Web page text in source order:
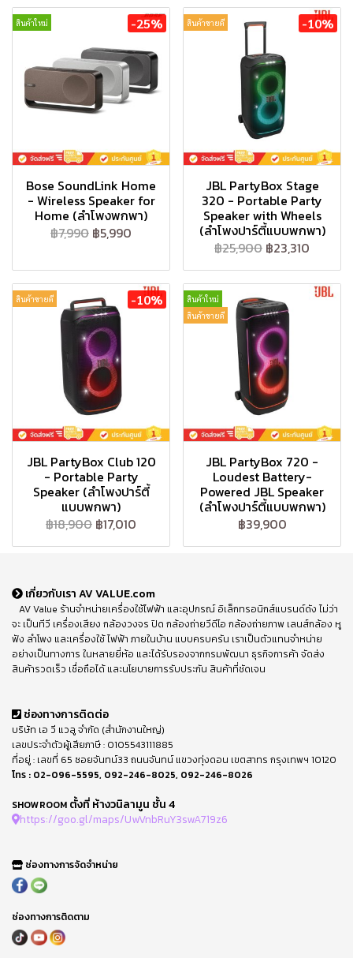
สินค้าใหม่ -25%
Bose SoundLink Home
- Wireless Speaker for
Home (ลำโพงพกพา)
฿7,990 ฿5,990
สินค้าขายดี -10%
JBL PartyBox Stage
320 - Portable Party
Speaker with Wheels
(ลำโพงปาร์ตี้แบบพกพา)
฿25,900 ฿23,310
สินค้าขายดี -10%
JBL PartyBox Club 120
- Portable Party
Speaker (ลำโพงปาร์ตี้
แบบพกพา)
฿18,900 ฿17,010
สินค้าใหม่
สินค้าขายดี
JBL PartyBox 720 -
Loudest Battery-
Powered JBL Speaker
(ลำโพงปาร์ตี้แบบพกพา)
฿39,900
เกี่ยวกับเรา AV VALUE.com
AV Value ร้านจำหน่ายเครื่องใช้ไฟฟ้า และอุปกรณ์ อิเล็กทรอนิกส์แบรนด์ดัง ไม่ว่า
จะ เป็นทีวี เครื่องเสียง กล้องวงจร ปิด กล้องถ่ายวีดีโอ กล้องถ่ายภาพ เลนส์กล้อง หู
ฟัง ลำโพง และเครื่องใช้ ไฟฟ้า ภายในบ้าน แบบครบครัน เราเป็นตัวแทนจำหน่าย
อย่างเป็นทางการ ในหลายยี่ห้อ และได้รับรองจากกรมพัฒนา ธุรกิจการค้า จัดส่ง
สินค้ารวดเร็ว เชื่อถือได้ และนโยบายการรับประกัน สินค้าที่ชัดเจน
ช่องทางการติดต่อ
บริษัท เอ วี แวลู จำกัด (สำนักงานใหญ่)
เลขประจำตัวผู้เสียภาษี : 0105543111885
ที่อยู่ : เลขที่ 65 ซอยจันทน์33 ถนนจันทน์ แขวงทุ่งดอน เขตสาทร กรุงเทพฯ 10120
โทร : 02-096-5595, 092-246-8025, 092-246-8026
SHOWROOM ตั้งที่ ห้างวนิลามูน ชั้น 4
https://goo.gl/maps/UwVnbRuY3swA719z6
ช่องทางการจัดจำหน่าย
ช่องทางการติดตาม